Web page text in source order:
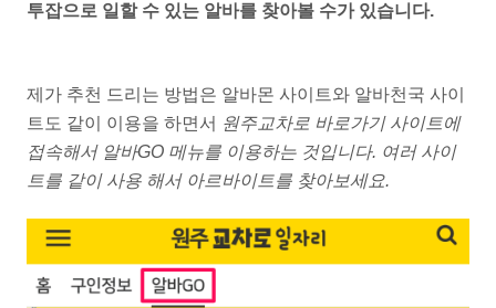
투잡으로 일할 수 있는 알바를 찾아볼 수가 있습니다.
제가 추천 드리는 방법은 알바몬 사이트와 알바천국 사이
트도 같이 이용을 하면서 원주교차로 바로가기 사이트에
접속해서 알바GO 메뉴를 이용하는 것입니다. 여러 사이
트를 같이 사용 해서 아르바이트를 찾아보세요.